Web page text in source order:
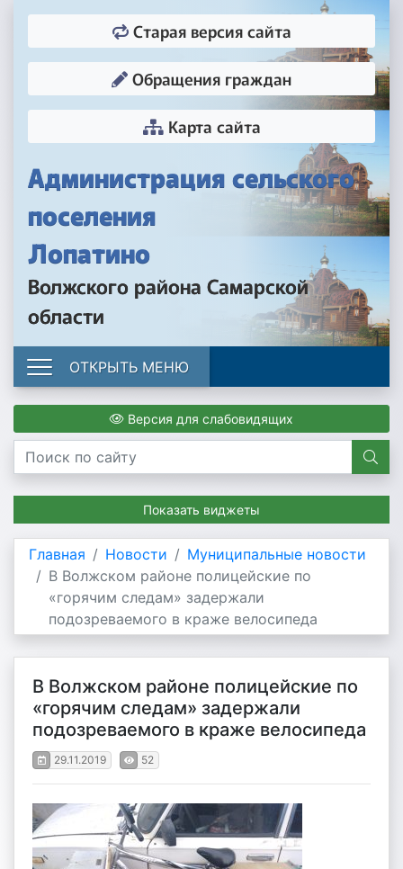
Администрация сельского
поселения
Лопатино
Волжского района Самарской
области
Старая версия сайта
Обращения граждан
Карта сайта
ОТКРЫТЬ МЕНЮ
Версия для слабовидящих
Показать виджеты
Главная Новости
Муниципальные новости
В Волжском районе полицейские по
«горячим следам» задержали
подозреваемого в краже велосипеда
В Волжском районе полицейские по
«горячим следам» задержали
подозреваемого в краже велосипеда
29.11.2019 52